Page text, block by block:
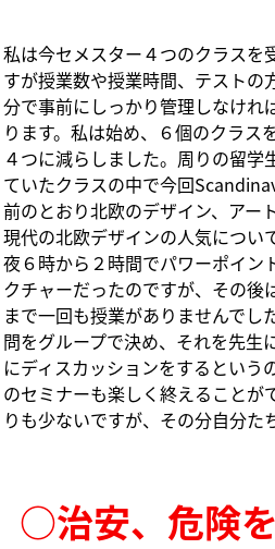
私は今セメスター４つのクラスを
すが授業数や授業時間、テストの
分で事前にしっかり管理しなけれ
ります。私は始め、６個のクラ
４つに減らしました。周りの留
ていたクラスの中で今回
前のとおり北欧のデザイン、ア
現代の北欧デザインの人気につい
夜６時から２時間でパワーポイン
クチャーだったのですが、その後
まで一回も授業がありませんで
問をグループで決め、それを先生
にディスカッションをするとい
のセミナーも楽しく終えることが
りも少ないですが、その分自分た
○治安、危険